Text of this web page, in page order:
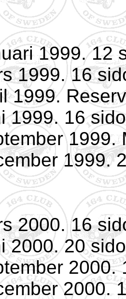
1999. 12
1999. 16
1999.
1999. 16
1999.
1999.
2000. 16
2000. 20
2000.
2000.